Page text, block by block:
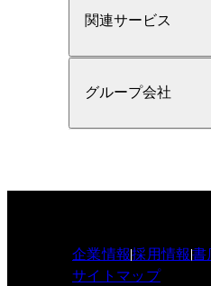
関連サービス
グループ会社
企業情報採用情報書
サイトマップ